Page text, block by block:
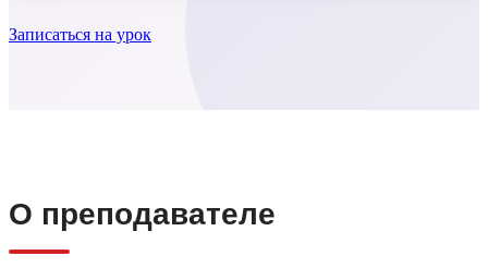
Записаться на урок
О преподавателе